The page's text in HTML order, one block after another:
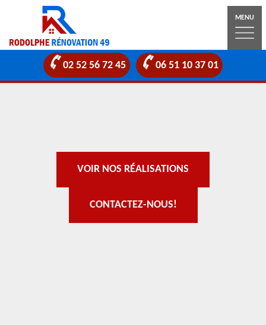
MENU
02 52 56 72 45 06 51 10 37 01
VOIR NOS RÉALISATIONS
CONTACTEZ-NOUS!